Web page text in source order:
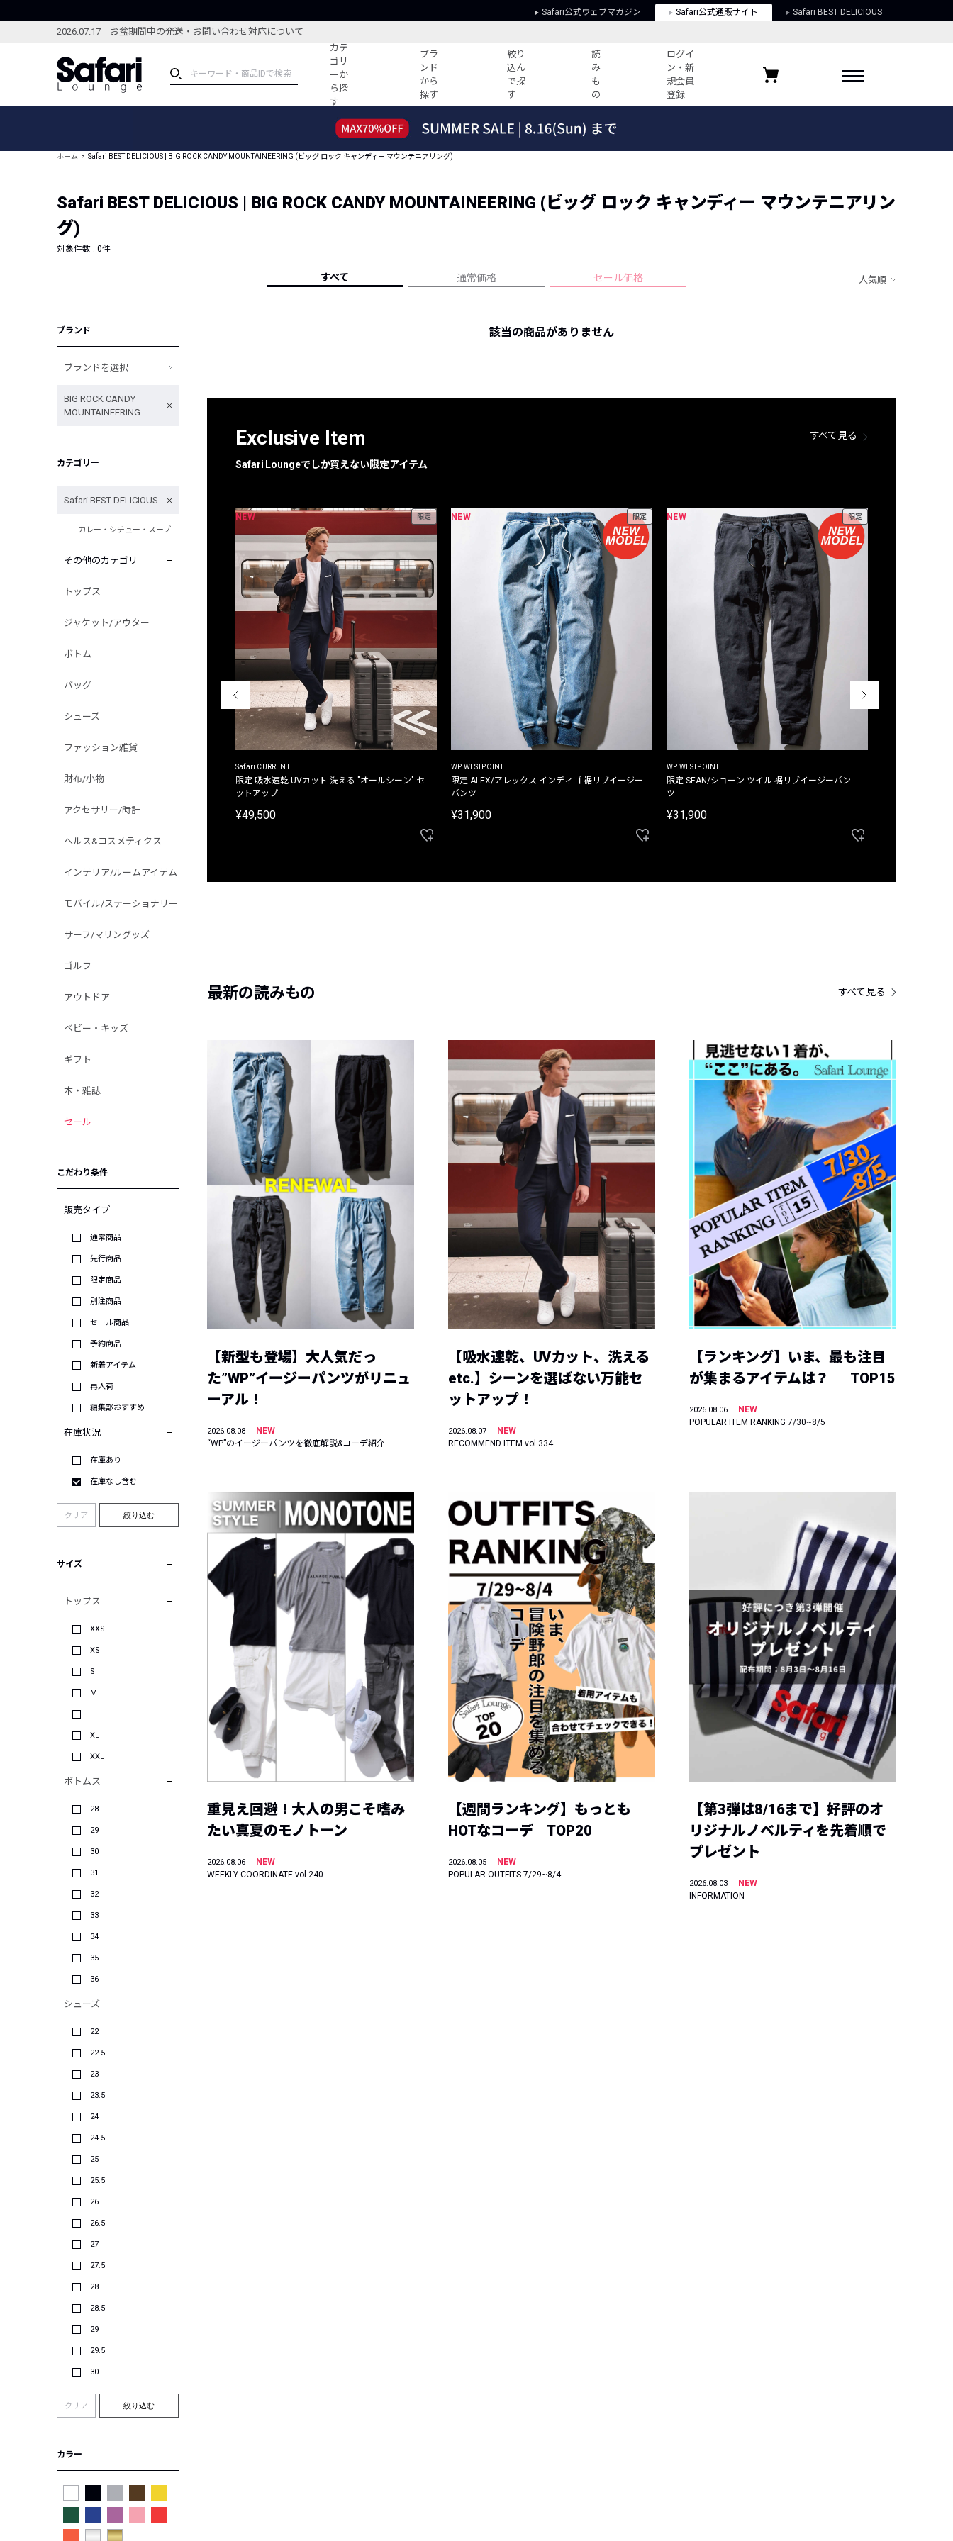
Safari公式ウェブマガジン Safari公式通販サイト Safari BEST DELICIOUS
2026.07.17 お盆期間中の発送・お問い合わせ対応について
カテ
ゴリ
ーか
ら探
す
ブラ
ンド
から
探す
絞り
込ん
で探
す
読
み
も
の
ログイ
ン・新
規会員
登録
ブランドから探す
新着アイテム
編集部のおすすめアイテム
ランキング
特集記事
コーディネート
すべての記事
2026年のイチオシTシャツ！
バイヤーズ レコメンド
よくある質問
特定商取引に関する法律
お気に入りブランド
ホーム Safari BEST DELICIOUS | BIG ROCK CANDY MOUNTAINEERING (ビッグ ロック キャンディー マウンテニアリング)
Safari BEST DELICIOUS | BIG ROCK CANDY MOUNTAINEERING (ビッグ ロック キャンディー マウンテニアリン
グ)
対象件数 : 0件
すべて 通常価格 セール価格 人気順
ブランド
ブランドを選択
BIG ROCK CANDY
MOUNTAINEERING
カテゴリー
Safari BEST DELICIOUS
カレー・シチュー・スープ
その他のカテゴリ
トップス
ジャケット/アウター
ボトム
バッグ
シューズ
ファッション雑貨
財布/小物
アクセサリー/時計
ヘルス&コスメティクス
インテリア/ルームアイテム
モバイル/ステーショナリー
サーフ/マリングッズ
ゴルフ
アウトドア
ベビー・キッズ
ギフト
本・雑誌
セール
こだわり条件
販売タイプ
通常商品
先行商品
限定商品
別注商品
セール商品
予約商品
新着アイテム
再入荷
編集部おすすめ
在庫状況
在庫あり
在庫なし含む
クリア 絞り込む
サイズ
トップス
XXS
XS
S
M
L
XL
XXL
ボトムス
28
29
30
31
32
33
34
35
36
シューズ
22
22.5
23
23.5
24
24.5
25
25.5
26
26.5
27
27.5
28
28.5
29
29.5
30
クリア 絞り込む
カラー
該当の商品がありません
Exclusive Item
Safari Loungeでしか買えない限定アイテム
すべて見る
別注限定 フード付き チェックシャツジャケット
NEW 限定
Safari CURRENT
限定 吸水速乾 UVカット 洗える "オールシーン" セ
ットアップ
¥49,500
NEW 限定
WP WESTPOINT
限定 ALEX/アレックス インディゴ 裾リブイージー
パンツ
¥31,900
NEW 限定
WP WESTPOINT
限定 SEAN/ショーン ツイル 裾リブイージーパン
ツ
¥31,900
最新の読みもの すべて見る
【新型も登場】大人気だっ
た”WP”イージーパンツがリニュ
ーアル！
2026.08.08
NEW
“WP”のイージーパンツを徹底解説&コーデ紹介
【吸水速乾、UVカット、洗える
etc.】シーンを選ばない万能セ
ットアップ！
2026.08.07
NEW
RECOMMEND ITEM vol.334
【ランキング】いま、最も注目
が集まるアイテムは？ ｜ TOP15
2026.08.06
NEW
POPULAR ITEM RANKING 7/30~8/5
重見え回避！大人の男こそ嗜み
たい真夏のモノトーン
2026.08.06
NEW
WEEKLY COORDINATE vol.240
【週間ランキング】もっとも
HOTなコーデ｜TOP20
2026.08.05
NEW
POPULAR OUTFITS 7/29~8/4
【第3弾は8/16まで】好評のオ
リジナルノベルティを先着順で
プレゼント
2026.08.03
NEW
INFORMATION